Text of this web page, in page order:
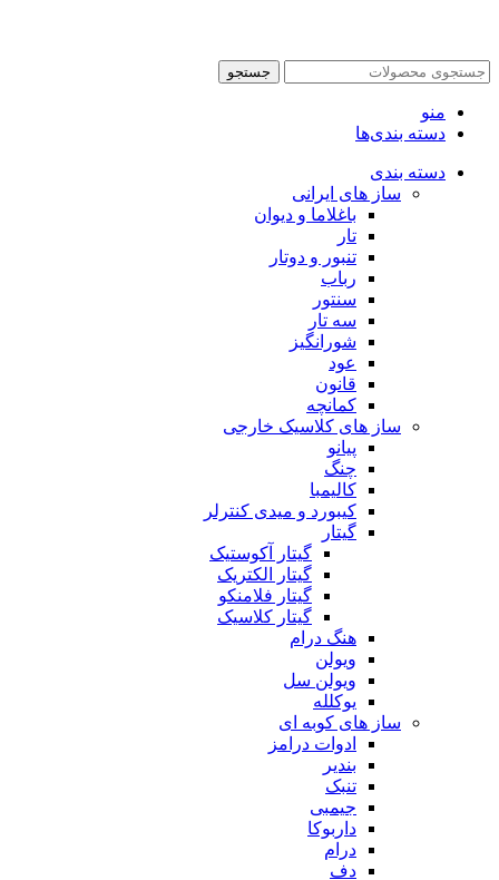
جستجو
منو
دسته بندی‌ها
دسته بندی
ساز های ایرانی
باغلاما و دیوان
تار
تنبور و دوتار
رباب
سنتور
سه تار
شورانگیز
عود
قانون
کمانچه
ساز های کلاسیک خارجی
پیانو
چنگ
کالیمبا
کیبورد و میدی کنترلر
گیتار
گیتار آکوستیک
گیتار الکتریک
گیتار فلامنکو
گیتار کلاسیک
هنگ درام
ویولن
ویولن سل
یوکلله
ساز های کوبه ای
ادوات درامز
بندیر
تنبک
جیمبی
داربوکا
درام
دف